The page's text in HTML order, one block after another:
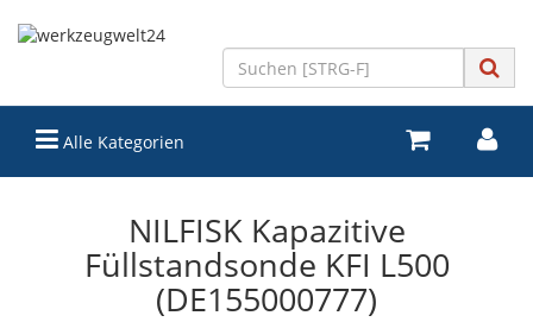
Alle Kategorien
NILFISK Kapazitive
Füllstandsonde KFI L500
(DE155000777)